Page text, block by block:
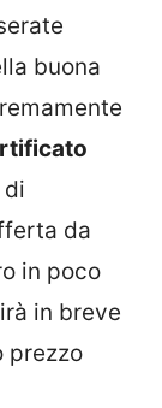
buona
di
da
in poco
in breve
prezzo